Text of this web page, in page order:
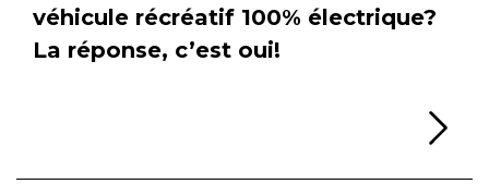
véhicule récréatif 100% électrique?
La réponse, c’est oui!